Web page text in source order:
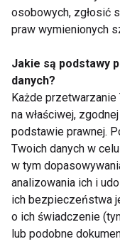
Plecy wklęsło-
Nie
świata
osobowych, zgłosić
praw wymienionych
Jakie są podstawy
danych?
Każde
na właściwej,
podstawie prawnej.
Twoich danych w
w tym
analizowania ich i
ich bezpieczeństwa
o ich świadczenie
lub podobne